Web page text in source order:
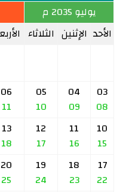
يوليو 2035 م
الأحد الإثنين الثلاثاء
03
08
04
09
05
10
06
11
10
15
11
16
12
17
13
18
17
22
18
23
19
24
20
25